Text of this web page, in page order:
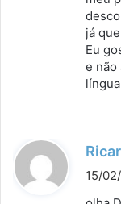
já
Eu
e não
15/